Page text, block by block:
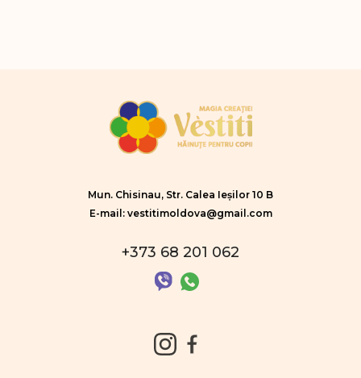
Mun. Chisinau, Str. Calea Ieșilor 10 B
E-mail: vestitimoldova@gmail.com
+373 68 201 062